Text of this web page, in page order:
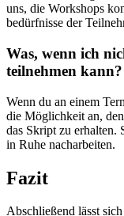
uns,⁢ die⁣ Workshops
bedürfnisse ‍der
Was, wenn ich
teilnehmen kann?
Wenn du an⁤ einem
die ⁤Möglichkeit an,⁣
das Skript zu erhalten.‌
in⁣ Ruhe nacharbeiten.
Fazit
Abschließend lässt